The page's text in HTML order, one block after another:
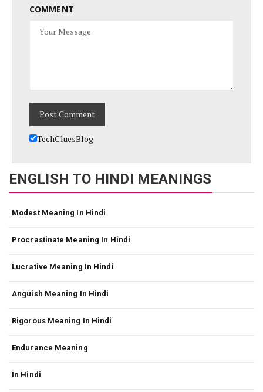
COMMENT
TechCluesBlog
ENGLISH TO HINDI MEANINGS
Modest Meaning In Hindi
Procrastinate Meaning In Hindi
Lucrative Meaning In Hindi
Anguish Meaning In Hindi
Rigorous Meaning In Hindi
Endurance Meaning
In Hindi